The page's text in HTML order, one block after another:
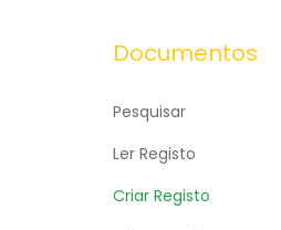
Documentos
Pesquisar
Ler Registo
Criar Registo